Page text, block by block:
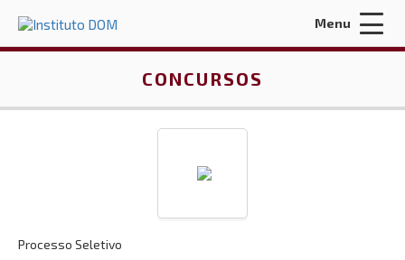
Esqueci a minha senha
Menu
CONCURSOS
Processo Seletivo